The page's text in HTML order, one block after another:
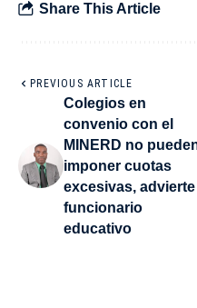
Share This Article
PREVIOUS ARTICLE
Colegios en
convenio con el
MINERD no
imponer cuotas
excesivas, advierte
funcionario
educativo